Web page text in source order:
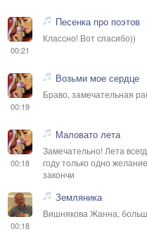
00:21
Песенка про поэтов
Классно! Вот спасибо))
00:19
Возьми мое сердце
Браво, замечательная
00:18
Маловато лета
Замечательно! Лета
году только одно
закончи
00:18
Земляника
Вишнякова Жанна,